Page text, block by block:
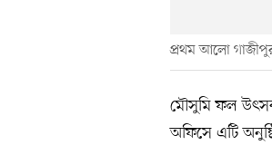
প্রথম আলো
মৌসুমি ফল
অফিসে এটি